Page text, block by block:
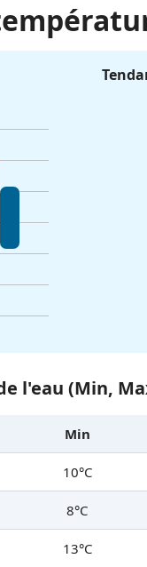
l'eau (Min,
Min
10°C
8°C
13°C